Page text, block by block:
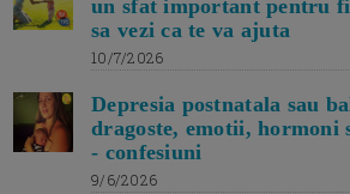
un sfat important pentru
sa vezi ca te va ajuta
10/7/2026
Depresia postnatala sau
dragoste, emotii, hormoni
- confesiuni
9/6/2026